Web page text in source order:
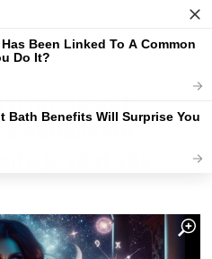
na víkend:
nebeským
je vést váš